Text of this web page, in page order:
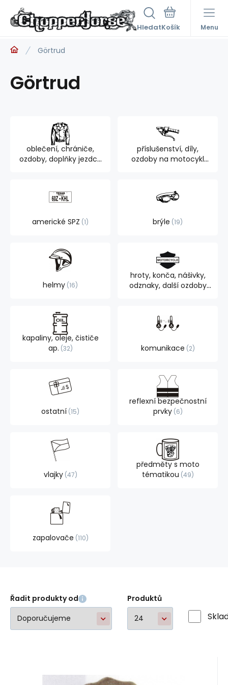
Hledat Menu
Görtrud
Görtrud
oblečení, chrániče,
ozdoby, doplňky jezdce
příslušenství, díly,
ozdoby na motocykl
americké SPZ 1 brýle 19
helmy 16
hroty, konča, nášivky,
odznaky, další ozdoby
kapaliny, oleje, čističe
ap. 32 komunikace 2
ostatní 15
reflexní bezpečnostní
prvky 6
vlajky 47
předměty s moto
tématikou 49
zapalovače 110
Řadit produkty od Produktů
Kód:A52645
EAN:go2064
Skladem 1 ks